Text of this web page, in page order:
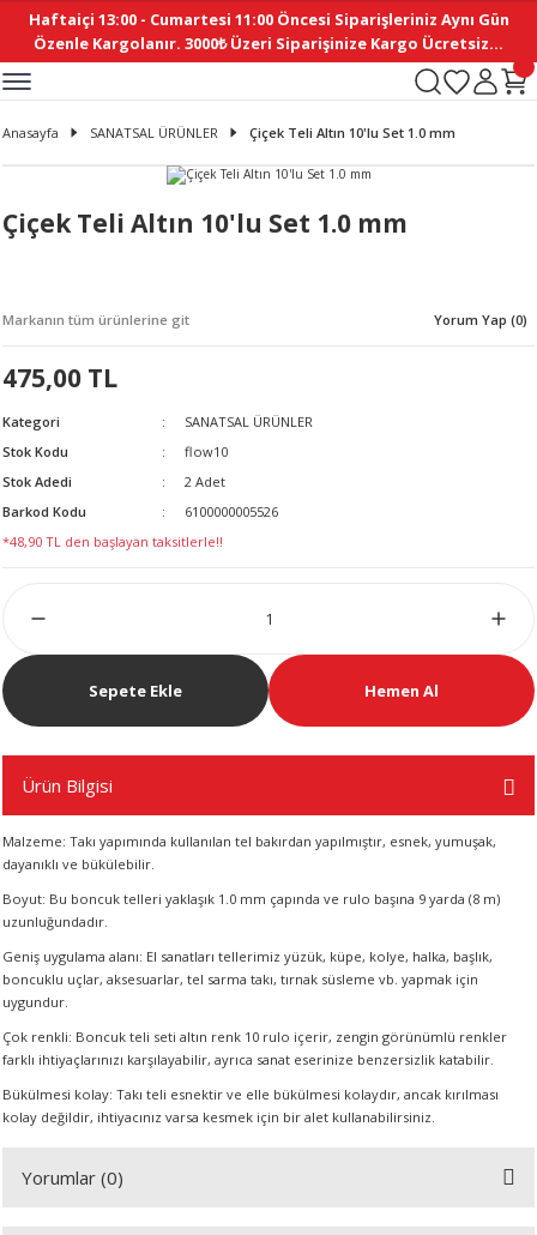
Haftaiçi 13:00 - Cumartesi 11:00 Öncesi Siparişleriniz Aynı Gün
Özenle Kargolanır. 3000₺ Üzeri Siparişinize Kargo Ücretsiz...
Geri Dön
Geri Dön
YASTIKLAR
Geri Dön
Geri Dön
YAPIMI
Geri Dön
Geri Dön
- DAİRESEL
Geri Dön
Geri Dön
Geri Dön
Geri Dön
Geri Dön
Geri Dön
Geri Dön
Geri Dön
Geri Dön
AKSESUAR
Geri Dön
Geri Dön
Geri Dön
Geri Dön
Geri Dön
Geri Dön
Anasayfa SANATSAL ÜRÜNLER Çiçek Teli Altın 10'lu Set 1.0 mm
Çiçek Teli Altın 10'lu Set 1.0 mm
Markanın tüm ürünlerine git Yorum Yap (0)
475,00 TL
Kategori
SANATSAL ÜRÜNLER
Stok Kodu
flow10
Stok Adedi
2 Adet
Barkod Kodu
6100000005526
*48,90 TL den başlayan taksitlerle!!
Sepete Ekle Hemen Al
Ürün Bilgisi
Malzeme: Takı yapımında kullanılan tel bakırdan yapılmıştır, esnek, yumuşak,
dayanıklı ve bükülebilir.
Boyut: Bu boncuk telleri yaklaşık 1.0 mm çapında ve rulo başına 9 yarda (8 m)
uzunluğundadır.
Geniş uygulama alanı: El sanatları tellerimiz yüzük, küpe, kolye, halka, başlık,
boncuklu uçlar, aksesuarlar, tel sarma takı, tırnak süsleme vb. yapmak için
uygundur.
Çok renkli: Boncuk teli seti altın renk 10 rulo içerir, zengin görünümlü renkler
farklı ihtiyaçlarınızı karşılayabilir, ayrıca sanat eserinize benzersizlik katabilir.
Bükülmesi kolay: Takı teli esnektir ve elle bükülmesi kolaydır, ancak kırılması
kolay değildir, ihtiyacınız varsa kesmek için bir alet kullanabilirsiniz.
Yorumlar (0)